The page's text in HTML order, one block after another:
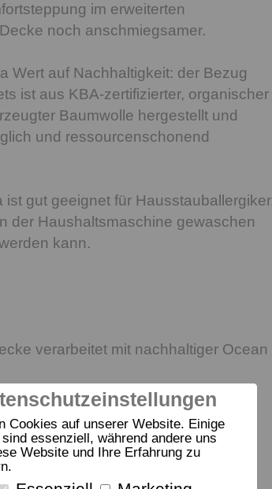
Cookies auf unserer Website. Einige
essenziell, während andere uns
Website und Ihre Erfahrung zu
im erweiterten
noch anschmiegsamer.
Wert auf Nachhaltigkeit: der Bezug
ist aus KBA-zertifizierter, organischer
Baumwolle hergestellt und
und ressourcenschonend
gut geeignet für
der Haushaltsmaschine gewaschen
kann.
verarbeitet mit nachhaltiger Ocean
zertifizierter Baumwolle